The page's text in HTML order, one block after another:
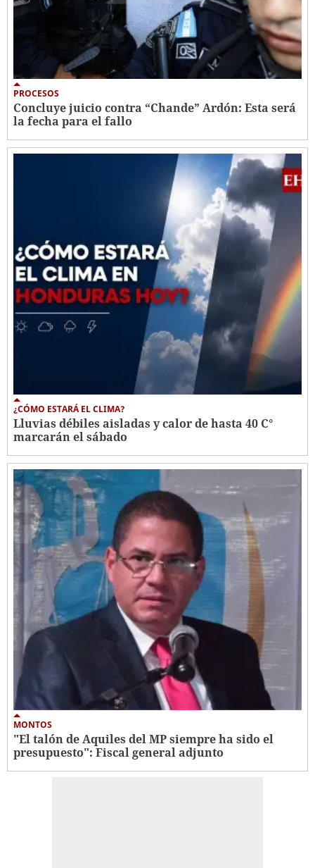
PROCESOS
Concluye juicio contra “Chande” Ardón: Esta será
la fecha para el fallo
¿CÓMO ESTARÁ EL CLIMA?
Lluvias débiles aisladas y calor de hasta 40 C°
marcarán el sábado
MONTOS
"El talón de Aquiles del MP siempre ha sido el
presupuesto": Fiscal general adjunto